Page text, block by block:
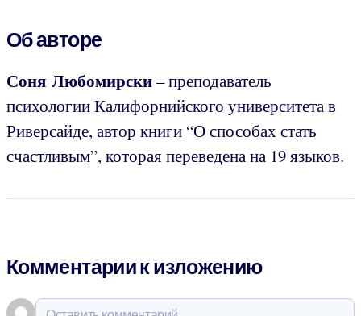
Об авторе
Соня Любомирски– преподаватель
психологии Калифорнийского университета в
Риверсайде, автор книги “О способах стать
счастливым”, которая переведена на 19 языков.
Комментарии к изложению